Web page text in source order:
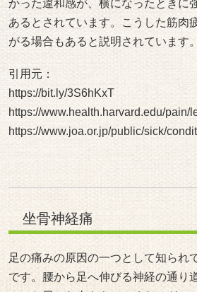
https://www.health.harvard.edu/pain/
https://www.joa.or.jp/public/sick/
坐骨神経痛
足の痛みの原因の一つとして知られ
です。腰から足へ伸びる神経の通り
で、お尻から太もも、ふくらはぎに
感じることがあると言われています。
この神経は体の中でも長い神経の一
骨盤の状態の影響を受けやすいと説
関節や周囲の筋肉の状態が変化する